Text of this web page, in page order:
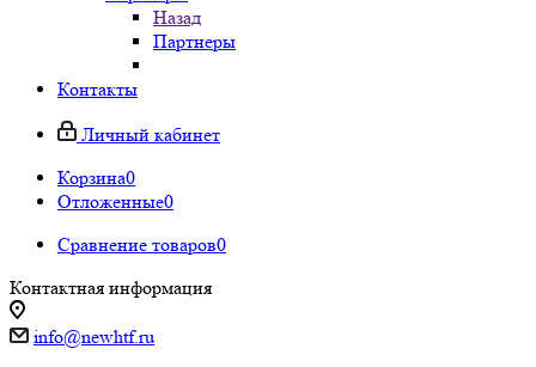
Назад
Партнеры
Контакты
Личный кабинет
Корзина0
Отложенные0
Сравнение товаров0
Контактная информация
info@newhtf.ru